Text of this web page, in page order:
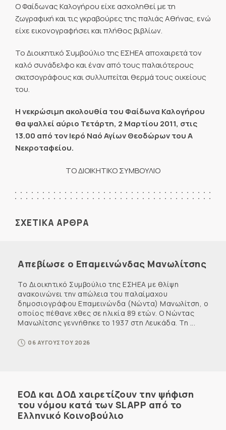
Ο Φαίδωνας Καλογήρου είχε ασχοληθεί με τη
ζωγραφική και τις γκραβούρες της παλιάς Αθήνας, ενώ
είχε εικονογραφήσει και πλήθος βιβλίων.
Το Διοικητικό Συμβούλιο της ΕΣΗΕΑ αποχαιρετά τον
καλό συνάδελφο και έναν από τους παλαιότερους
σκιτσογράφους και συλλυπείται θερμά τους οικείους
του.
Η νεκρώσιμη ακολουθία του Φαίδωνα Καλογήρου
θα ψαλλεί αύριο Τετάρτη, 2 Μαρτίου 2011, στις
13.00 από τον Ιερό Ναό Αγίων Θεοδώρων του Α
Νεκροταφείου.
ΤΟ ΔΙΟΙΚΗΤΙΚΟ ΣΥΜΒΟΥΛΙΟ
ΣΧΕΤΙΚΑ ΑΡΘΡΑ
Απεβίωσε ο Επαμεινώνδας Μανωλίτσης
Το Διοικητικό Συμβούλιο της ΕΣΗΕΑ με θλίψη
ανακοινώνει την απώλεια του παλαίμαχου
δημοσιογράφου Επαμεινώνδα (Νώντα) Μανωλίτση, ο
οποίος πέθανε χθες σε ηλικία 89 ετών. Ο Νώντας
Μανωλίτσης γεννήθηκε το 1937 στη Λευκάδα. Τη ...
06 ΑΥΓΟΥΣΤΟΥ 2026
ΕΟΔ και ΔΟΔ χαιρετίζουν την ψήφιση
του νόμου κατά των SLAPP από το
Ελληνικό Κοινοβούλιο